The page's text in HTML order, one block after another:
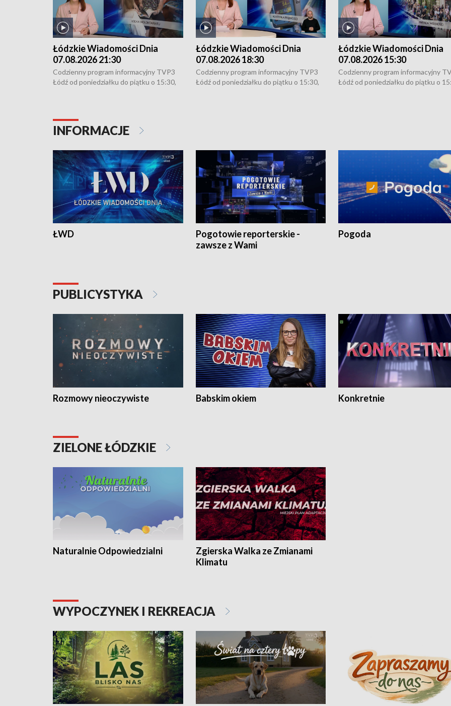
Łódzkie Wiadomości Dnia
07.08.2026 21:30
Codzienny program informacyjny TVP3
Łódź od poniedziałku do piątku o 15:30,
Łódzkie Wiadomości Dnia
07.08.2026 18:30
Codzienny program informacyjny TVP3
Łódź od poniedziałku do piątku o 15:30,
Łódzkie Wiadomości Dnia
07.08.2026 15:30
Codzienny program informacyjny
Łódź od poniedziałku do piątku o
INFORMACJE
ŁWD
Pogotowie reporterskie -
zawsze z Wami
Pogoda
PUBLICYSTYKA
Rozmowy nieoczywiste Babskim okiem Konkretnie
ZIELONE ŁÓDZKIE
Naturalnie Odpowiedzialni
Zgierska Walka ze Zmianami
Klimatu
WYPOCZYNEK I REKREACJA